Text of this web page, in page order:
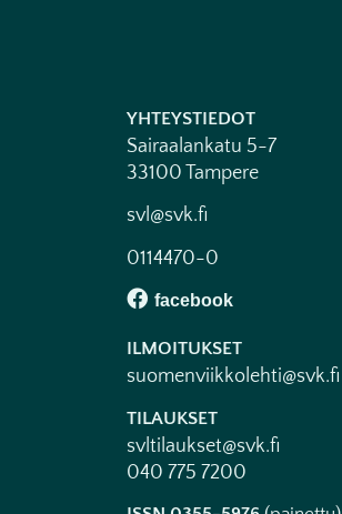
YHTEYSTIEDOT
Sairaalankatu 5-7
33100 Tampere
svl@svk.fi
0114470-0
ILMOITUKSET
suomenviikkolehti@svk.fi
TILAUKSET
svltilaukset@svk.fi
040 775 7200